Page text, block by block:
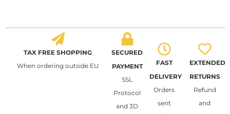
TAX FREE SHOPPING
When ordering outside EU
SECURED
PAYMENT
SSL
Protocol
and 3D
FAST
DELIVERY
Orders
sent
EXTENDED
RETURNS
Refund
and